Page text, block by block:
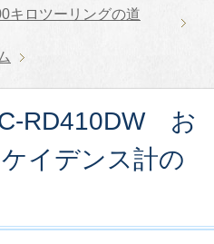
キロツーリングの道
RD410DW お
イデンス計の